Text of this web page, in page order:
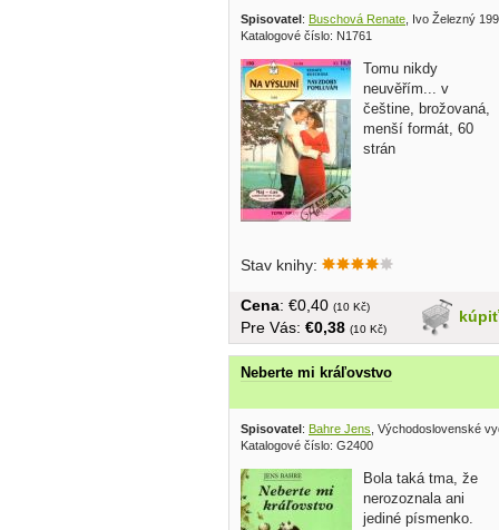
Spisovatel: Buschová Renate , Ivo Železný
Katalogové číslo: N1761
Tomu nikdy
neuvěřím... v
češtine, brožovaná,
menší formát, 60
strán
Stav knihy:
kúpiť
Cena: €0,40 (10 Kč)
Pre Vás: €0,38 (10 Kč)
Neberte mi kráľovstvo
Spisovatel : Bahre Jens , Východoslovenské
Katalogové číslo: G2400
Bola taká tma, že
nerozoznala ani
jediné písmenko.